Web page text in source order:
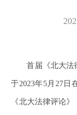
首届《北大法
于2023年5月27日
《北大法律评论